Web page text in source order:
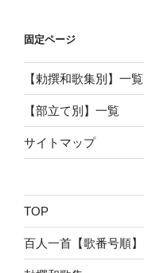
固定ページ
【勅撰和歌集別】一覧
【部立て別】一覧
サイトマップ
TOP
百人一首【歌番号順】